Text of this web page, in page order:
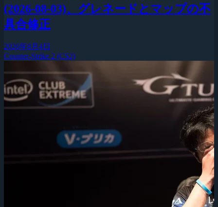
(2026-08-03)、グレネードとマップの不
具合修正
2026年8月4日
Counter-Strike 2 (CS2)